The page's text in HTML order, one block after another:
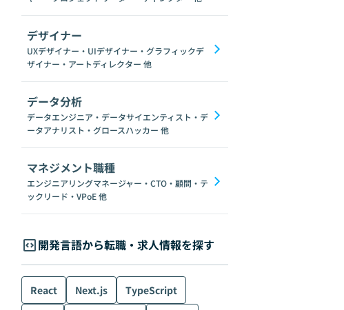
デザイナー
UXデザイナー・UIデザイナー・グラフィックデ
ザイナー・アートディレクター 他
データ分析
データエンジニア・データサイエンティスト・デ
ータアナリスト・グロースハッカー 他
マネジメント職種
エンジニアリングマネージャー・CTO・顧問・テ
ックリード・VPoE他
開発言語から転職・求人情報を探す
React Next.js
TypeScript